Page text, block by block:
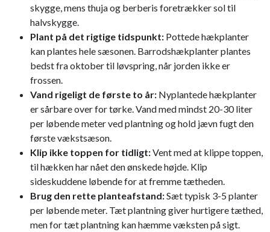
skygge, mens thuja og berberis foretrækker sol til
halvskygge.
Plant på det rigtige tidspunkt: Pottede hækplanter
kan plantes hele sæsonen. Barrodshækplanter plantes
bedst fra oktober til løvspring, når jorden ikke er
frossen.
Vand rigeligt de første to år: Nyplantede hækplanter
er sårbare over for tørke. Vand med mindst 20-30 liter
per løbende meter ved plantning og hold jævn fugt den
første vækstsæson.
Klip ikke toppen for tidligt:Vent med at klippe toppen,
til hækken har nået den ønskede højde. Klip
sideskuddene løbende for at fremme tætheden.
Brug den rette planteafstand:Sæt typisk 3-5 planter
per løbende meter. Tæt plantning giver hurtigere tæthed,
men for tæt plantning kan hæmme væksten på sigt.